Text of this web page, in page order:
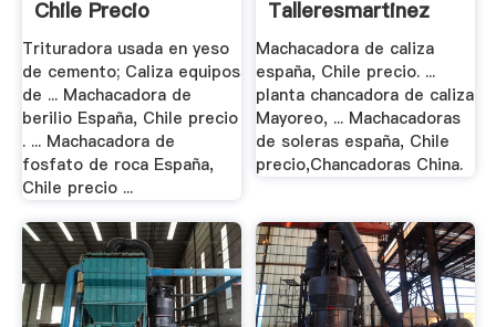
Chile Precio
Trituradora usada en yeso
de cemento; Caliza equipos
de ... Machacadora de
berilio España, Chile precio
. ... Machacadora de
fosfato de roca España,
Chile precio ...
Talleresmartinez
Machacadora de caliza
españa, Chile precio. ...
planta chancadora de caliza
Mayoreo, ... Machacadoras
de soleras españa, Chile
precio,Chancadoras China.